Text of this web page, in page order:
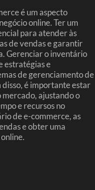
é um aspecto
online. Ter um
para atender às
de vendas e garantir
Gerenciar o inventário
estratégias e
de gerenciamento de
é importante estar
mercado, ajustando o
e recursos no
de e-commerce, as
e obter uma